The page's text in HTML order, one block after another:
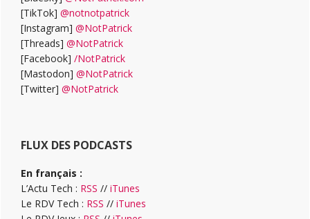
[TikTok] @notnotpatrick
[Instagram] @NotPatrick
[Threads] @NotPatrick
[Facebook] /NotPatrick
[Mastodon] @NotPatrick
[Twitter] @NotPatrick
FLUX DES PODCASTS
En français :
L’Actu Tech : RSS // iTunes
Le RDV Tech : RSS // iTunes